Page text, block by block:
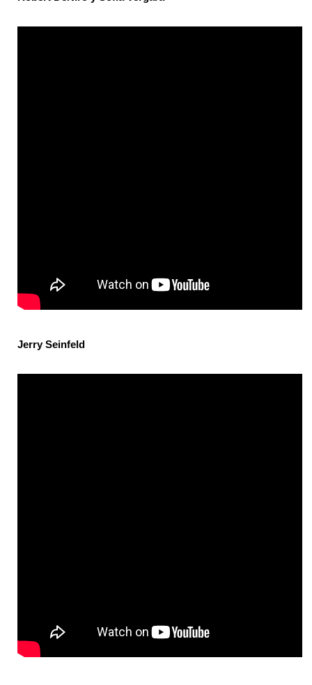
Jerry Seinfeld